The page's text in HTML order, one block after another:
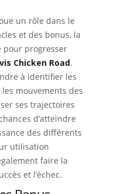
un rôle dans le
et des bonus, la
pour progresser
Chicken Road.
à identifier les
mouvements des
ses trajectoires
d’atteindre
des différents
utilisation
faire la
et l’échec.